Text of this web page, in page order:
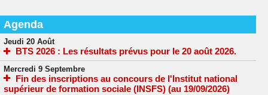
Agenda
Jeudi 20 Août
BTS 2026 : Les résultats prévus pour le 20 août 2026.
Mercredi 9 Septembre
Fin des inscriptions au concours de l'Institut national
supérieur de formation sociale (INSFS) (au 19/09/2026)